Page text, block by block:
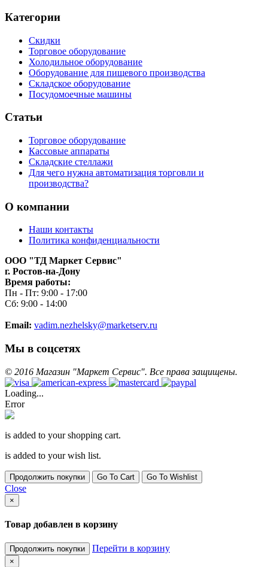
Категории
Скидки
Торговое оборудование
Холодильное оборудование
Оборудование для пищевого производства
Складское оборудование
Посудомоечные машины
Статьи
Торговое оборудование
Кассовые аппараты
Складские стеллажи
Для чего нужна автоматизация торговли и
производства?
О компании
Наши контакты
Политика конфиденциальности
ООО "ТД Маркет Сервис"
г. Ростов-на-Дону
Время работы:
Пн - Пт: 9:00 - 17:00
Сб: 9:00 - 14:00
Email: vadim.nezhelsky@marketserv.ru
Мы в соцсетях
© 2016 Магазин "Маркет Сервис". Все права защищены.
Loading...
Error
is added to your shopping cart.
is added to your wish list.
Продолжить покупки Go To Cart Go To Wishlist
Close
×
Товар добавлен в корзину
Продолжить покупки Перейти в корзину
×